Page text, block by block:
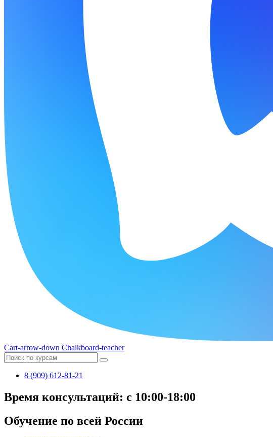
Cart-arrow-down Chalkboard-teacher
8 (909) 612-81-21
Время консультаций: с 10:00-18:00
Обучение по всей России